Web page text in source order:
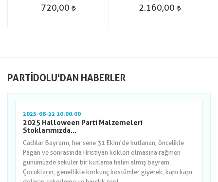
720,00 2.160,00
PARTIDOLU'DAN HABERLER
2025-08-22 10:00:00
2025 Halloween Parti Malzemeleri
Stoklarımızda...
Cadılar Bayramı, her sene 31 Ekim'de kutlanan, öncelikle
Pagan ve sonrasında Hristiyan kökleri olmasına rağmen
günümüzde seküler bir kutlama halini almış bayram.
Çocukların, genellikle korkunç kostümler giyerek, kapı kapı